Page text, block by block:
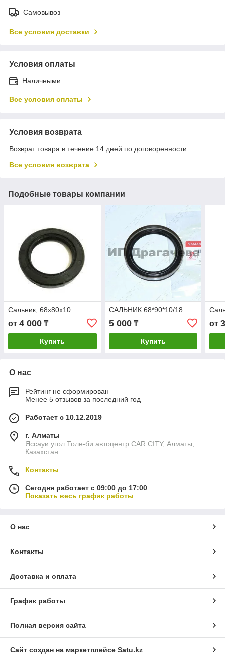
Самовывоз
Все условия доставки
Условия оплаты
Наличными
Все условия оплаты
Условия возврата
Возврат товара в течение 14 дней по договоренности
Все условия возврата
Подобные товары компании
Сальник, 68х80х10
от 4 000 ₸
Купить
САЛЬНИК 68*90*10/18
5 000₸
Купить
от
О нас
Рейтинг не сформирован
Менее 5 отзывов за последний год
Работает с 10.12.2019
г. Алматы
Яссауи угол Толе-би автоцентр CAR CITY, Алматы,
Казахстан
Контакты
Сегодня работает с 09:00 до 17:00
Показать весь график работы
О нас
Контакты
Доставка и оплата
График работы
Полная версия сайта
Сайт создан на маркетплейсе Satu.kz